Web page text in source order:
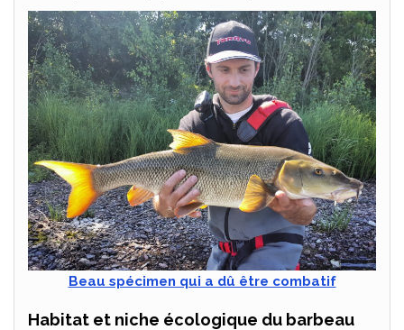
Beau spécimen qui a dû être combatif
Habitat et niche écologique du barbeau